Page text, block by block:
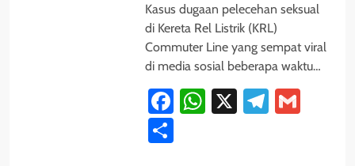
Kasus dugaan pelecehan seksual
di Kereta Rel Listrik (KRL)
Commuter Line yang sempat viral
di media sosial beberapa waktu…
Facebook
WhatsApp
X
Share